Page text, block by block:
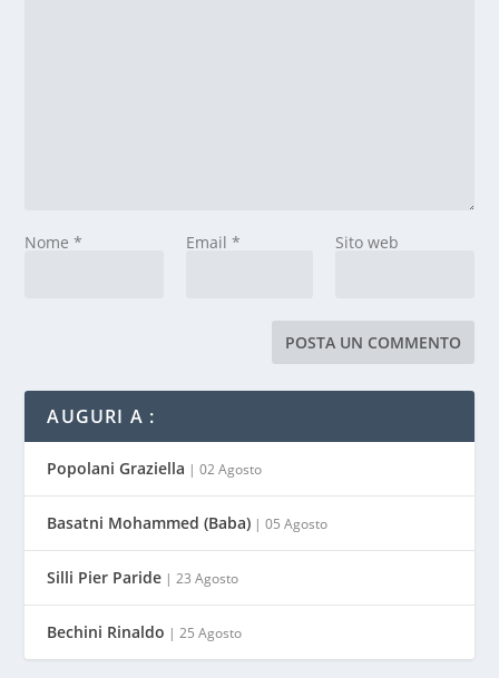
Nome* Email * Sito web
AUGURI A :
Popolani Graziella | 02 Agosto
Basatni Mohammed (Baba) | 05 Agosto
Silli Pier Paride | 23 Agosto
Bechini Rinaldo | 25 Agosto